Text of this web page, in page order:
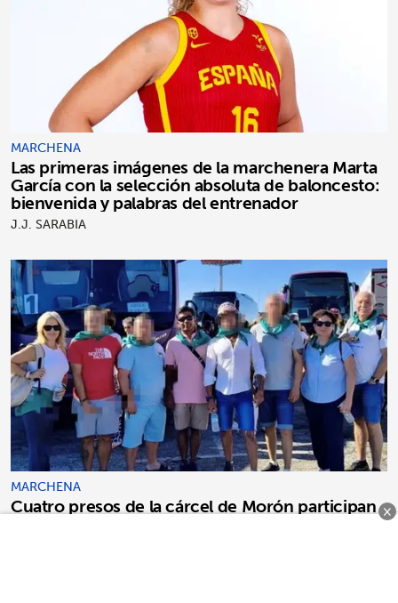
MARCHENA
Las primeras imágenes de la marchenera Marta
García con la selección absoluta de baloncesto:
bienvenida y palabras del entrenador
J.J. SARABIA
MARCHENA
Cuatro presos de la cárcel de Morón participan
en la 3ª peregrinación a Fátima desde Marchena×